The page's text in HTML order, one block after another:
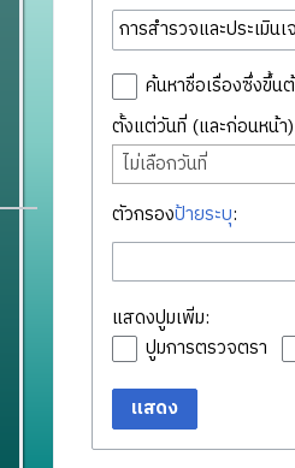
ค้นหาชื่อเรื่องซึ่งขึ้น
ตั้งแต่วันที่ (และก่อนหน้า
ไม่เลือกวันที่
ตัวกรองป้ายระบุ:
แสดงปูมเพิ่ม:
ปูมการตรวจตรา
แสดง